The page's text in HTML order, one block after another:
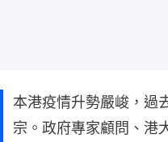
本港疫情升勢嚴峻，過
宗。政府專家顧問、港